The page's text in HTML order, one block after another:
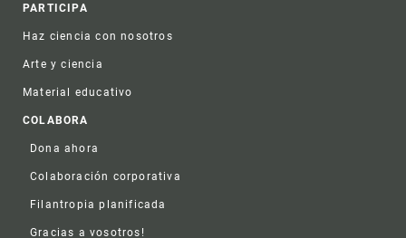
PARTICIPA
Haz ciencia con nosotros
Arte y ciencia
Material educativo
COLABORA
Dona ahora
Colaboración corporativa
Filantropia planificada
Gracias a vosotros!